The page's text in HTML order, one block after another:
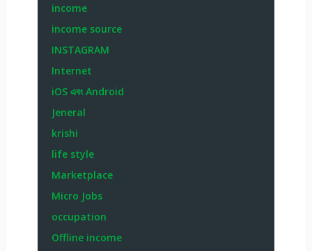
income
income source
INSTAGRAM
Internet
iOS এবং Android
Jeneral
krishi
life style
Marketplace
Micro Jobs
occupation
Offline income